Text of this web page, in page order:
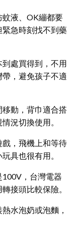
液、OK繃都要
急時刻找不到藥
處買得到，不用
，避免孩子不適
動，背巾適合搭
況切換使用。
，飛機上和等待
具也很有用。
，台灣電器
接頭比較保險。
水泡奶或泡麵，